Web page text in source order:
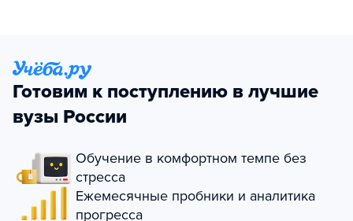
Готовим к поступлению в лучшие
вузы России
Обучение в комфортном темпе без
стресса
Ежемесячные пробники и аналитика
прогресса